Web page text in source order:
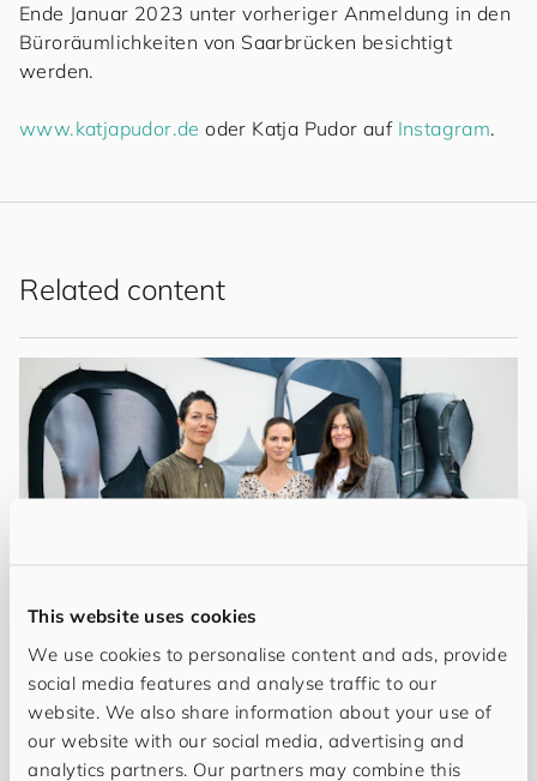
This website uses cookies
We use cookies to personalise content and ads, provide
social media features and analyse traffic to our
website. We also share information about your use of
our website with our social media, advertising and
analytics partners. Our partners may combine this
Ende Januar 2023 unter vorheriger Anmeldung in den
Büroräumlichkeiten von Saarbrücken besichtigt
werden.
www.katjapudor.de oder Katja Pudor auf Instagram.
Related content
The 100th exhibition featuring Anita Witek and
Tina Lechner in Vienna marks a special milestone
in the engagement with contemporary art.
Art Story Nadine Bajek